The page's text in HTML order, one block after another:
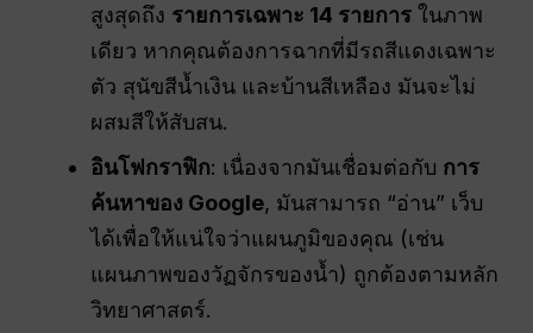
สูงสุดถึง รายการเฉพาะ 14 รายการ ในภาพ
เดียว หากคุณต้องการฉากที่มีรถสีแดงเฉพาะ
ตัว สุนัขสีน้ำเงิน และบ้านสีเหลือง มันจะไม่
ผสมสีให้สับสน.
อินโฟกราฟิก: เนื่องจากมันเชื่อมต่อกับ การ
ค้นหาของ Google, มันสามารถ “อ่าน” เว็บ
ได้เพื่อให้แน่ใจว่าแผนภูมิของคุณ (เช่น
แผนภาพของวัฏจักรของน้ำ) ถูกต้องตามหลัก
วิทยาศาสตร์.